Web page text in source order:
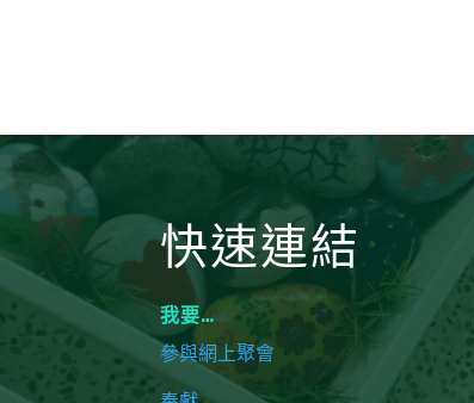
快速連結
我要…
參與網上聚會